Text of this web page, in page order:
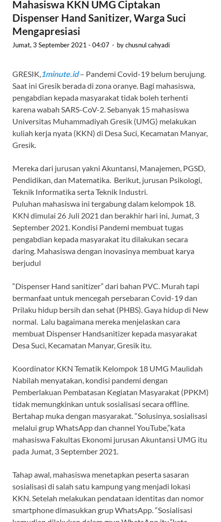
Mahasiswa KKN UMG Ciptakan
Dispenser Hand Sanitizer, Warga Suci
Mengapresiasi
Jumat, 3 September 2021 - 04:07 - bychusnul cahyadi
GRESIK,1minute.id– Pandemi Covid-19 belum berujung.
Saat ini Gresik berada di zona oranye. Bagi mahasiswa,
pengabdian kepada masyarakat tidak boleh terhenti
karena wabah SARS-CoV-2. Sebanyak 15 mahasiswa
Universitas Muhammadiyah Gresik (UMG) melakukan
kuliah kerja nyata (KKN) di Desa Suci, Kecamatan Manyar,
Gresik.
Mereka dari jurusan yakni Akuntansi, Manajemen, PGSD,
Pendidikan, dan Matematika. Berikut, jurusan Psikologi,
Teknik Informatika serta Teknik Industri.
Puluhan mahasiswa ini tergabung dalam kelompok 18.
KKN dimulai 26 Juli 2021 dan berakhir hari ini, Jumat, 3
September 2021. Kondisi Pandemi membuat tugas
pengabdian kepada masyarakat itu dilakukan secara
daring. Mahasiswa dengan inovasinya membuat karya
berjudul
“Dispenser Hand sanitizer” dari bahan PVC. Murah tapi
bermanfaat untuk mencegah persebaran Covid-19 dan
Prilaku hidup bersih dan sehat (PHBS). Gaya hidup di New
normal. Lalu bagaimana mereka menjelaskan cara
membuat Dispenser Handsanitizer kepada masyarakat
Desa Suci, Kecamatan Manyar, Gresik itu.
Koordinator KKN Tematik Kelompok 18 UMG Maulidah
Nabilah menyatakan, kondisi pandemi dengan
Pemberlakuan Pembatasan Kegiatan Masyarakat (PPKM)
tidak memungkinkan untuk sosialisasi secara offline.
Bertahap muka dengan masyarakat. “Solusinya, sosialisasi
melalui grup WhatsApp dan channel YouTube,”kata
mahasiswa Fakultas Ekonomi jurusan Akuntansi UMG itu
pada Jumat, 3 September 2021.
Tahap awal, mahasiswa menetapkan peserta sasaran
sosialisasi di salah satu kampung yang menjadi lokasi
KKN. Setelah melakukan pendataan identitas dan nomor
smartphone dimasukkan grup WhatsApp. “Sosialisasi